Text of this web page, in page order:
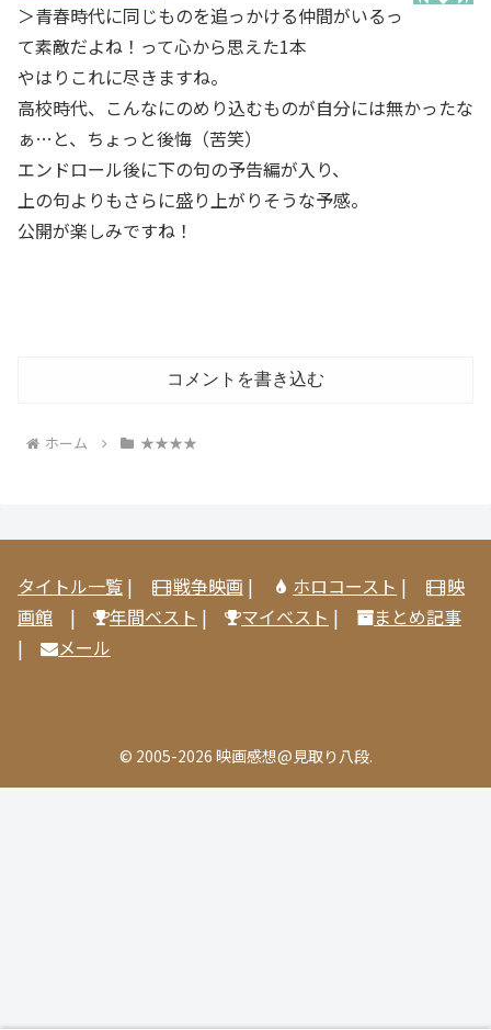
＞青春時代に同じものを追っかける仲間がいるっ
て素敵だよね！って心から思えた1本
やはりこれに尽きますね。
高校時代、こんなにのめり込むものが自分には無かったな
ぁ…と、ちょっと後悔（苦笑）
エンドロール後に下の句の予告編が入り、
上の句よりもさらに盛り上がりそうな予感。
公開が楽しみですね！
コメントを書き込む
ホーム ★★★★
タイトル一覧 | 戦争映画 | ホロコースト |
映
画館 | 年間ベスト | マイベスト |
まとめ記事
|
メール
© 2005-2026 映画感想@見取り八段.